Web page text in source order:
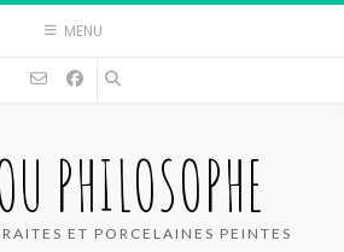
MENU
PHILOSOPHE
ET PORCELAINES PEINTES